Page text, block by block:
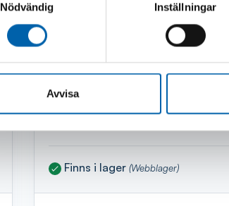
Nödvändig
Inställningar
Avvisa
TRAKTORMETERKABEL FORD
Finns i lager(Webblager)